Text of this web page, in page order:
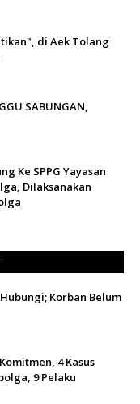
di Aek Tolang
SABUNGAN,
Ke SPPG Yayasan
Dilaksanakan
Korban Belum
4 Kasus
9 Pelaku